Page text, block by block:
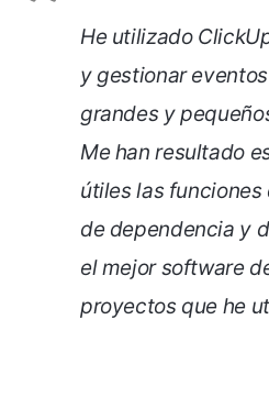
He utilizado
y gestionar
grandes y
Me han resultado
útiles las funciones
de dependencia y
el mejor software
proyectos que he